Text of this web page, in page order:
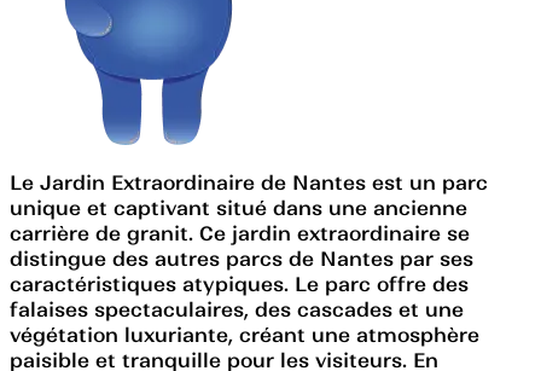
Le Jardin Extraordinaire de Nantes est un parc
unique et captivant situé dans une ancienne
carrière de granit. Ce jardin extraordinaire se
distingue des autres parcs de Nantes par ses
caractéristiques atypiques. Le parc offre des
falaises spectaculaires, des cascades et une
végétation luxuriante, créant une atmosphère
paisible et tranquille pour les visiteurs. En